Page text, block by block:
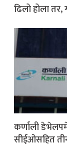
ढिलो होला तर,
कर्णाली
सीईओसहित